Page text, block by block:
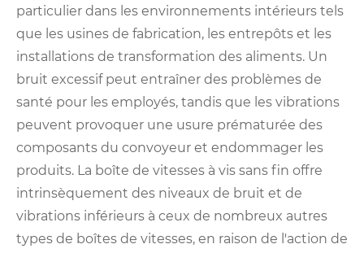
particulier dans les environnements intérieurs tels
que les usines de fabrication, les entrepôts et les
installations de transformation des aliments. Un
bruit excessif peut entraîner des problèmes de
santé pour les employés, tandis que les vibrations
peuvent provoquer une usure prématurée des
composants du convoyeur et endommager les
produits. La boîte de vitesses à vis sans fin offre
intrinsèquement des niveaux de bruit et de
vibrations inférieurs à ceux de nombreux autres
types de boîtes de vitesses, en raison de l'action de